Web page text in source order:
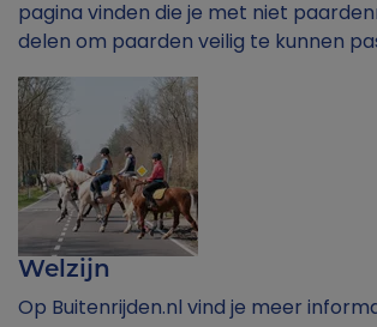
pagina vinden die je met niet
delen om paarden veilig te kunnen
Welzijn
Op Buitenrijden.nl vind je meer